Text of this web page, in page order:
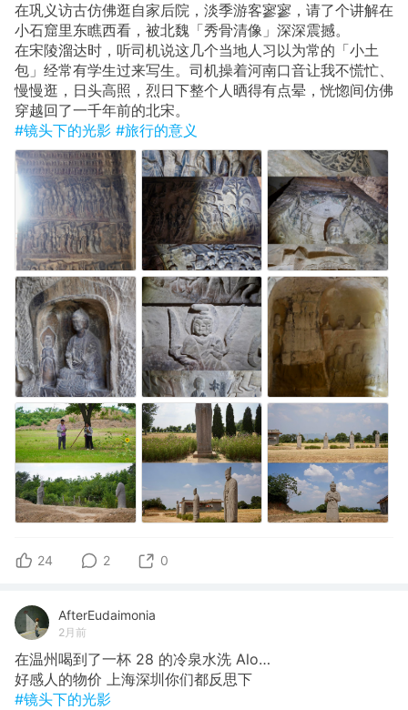
在巩义访古仿佛逛自家后院，淡季游客寥寥，请了个讲解在
小石窟里东瞧西看，被北魏「秀骨清像」深深震撼。
在宋陵溜达时，听司机说这几个当地人习以为常的「小土
包」经常有学生过来写生。司机操着河南口音让我不慌忙、
慢慢逛，日头高照，烈日下整个人晒得有点晕，恍惚间仿佛
穿越回了一千年前的北宋。
#镜头下的光影 #旅行的意义
24 2 0
AfterEudaimonia
2月前
在温州喝到了一杯 28 的冷泉水洗 Alo…
好感人的物价 上海深圳你们都反思下
#镜头下的光影